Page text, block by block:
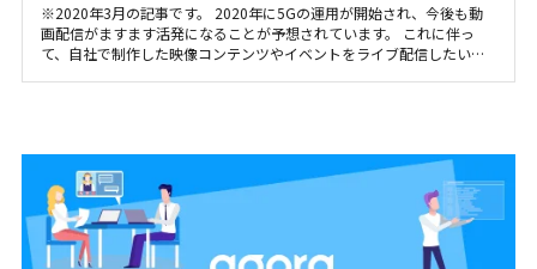
※2020年3月の記事です。 2020年に5Gの運用が開始され、今後も動
画配信がますます活発になることが予想されています。 これに伴っ
て、自社で制作した映像コンテンツやイベントをライブ配信したいと